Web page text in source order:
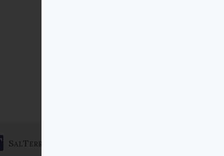
SalTerrae